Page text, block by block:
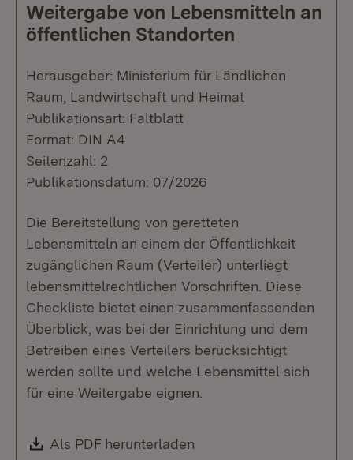
Weitergabe von Lebensmitteln an
öffentlichen Standorten
Herausgeber: Ministerium für Ländlichen
Raum, Landwirtschaft und Heimat
Publikationsart: Faltblatt
Format: DIN A4
Seitenzahl: 2
Publikationsdatum: 07/2026
Die Bereitstellung von geretteten
Lebensmitteln an einem der Öffentlichkeit
zugänglichen Raum (Verteiler) unterliegt
lebensmittelrechtlichen Vorschriften. Diese
Checkliste bietet einen zusammenfassenden
Überblick, was bei der Einrichtung und dem
Betreiben eines Verteilers berücksichtigt
werden sollte und welche Lebensmittel sich
für eine Weitergabe eignen.
Download:
Als PDF herunterladen